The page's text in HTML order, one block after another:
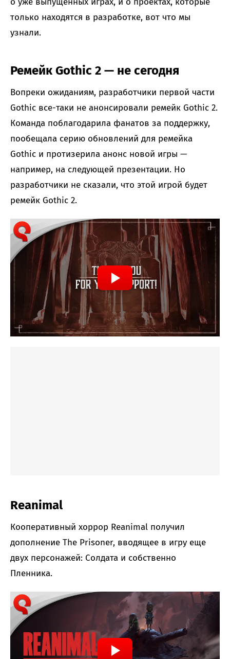
только находятся в разработке, вот что мы
узнали.
Ремейк Gothic 2 — не сегодня
Вопреки ожиданиям, разработчики первой части
Gothic все-таки не анонсировали ремейк Gothic 2.
Команда поблагодарила фанатов за поддержку,
пообещала серию обновлений для ремейка
Gothic и протизерила анонс новой игры —
например, на следующей презентации. Но
разработчики не сказали, что этой игрой будет
ремейк Gothic 2.
Reanimal
Кооперативный хоррор Reanimal получил
дополнение The Prisoner, вводящее в игру еще
двух персонажей: Солдата и собственно
Пленника.